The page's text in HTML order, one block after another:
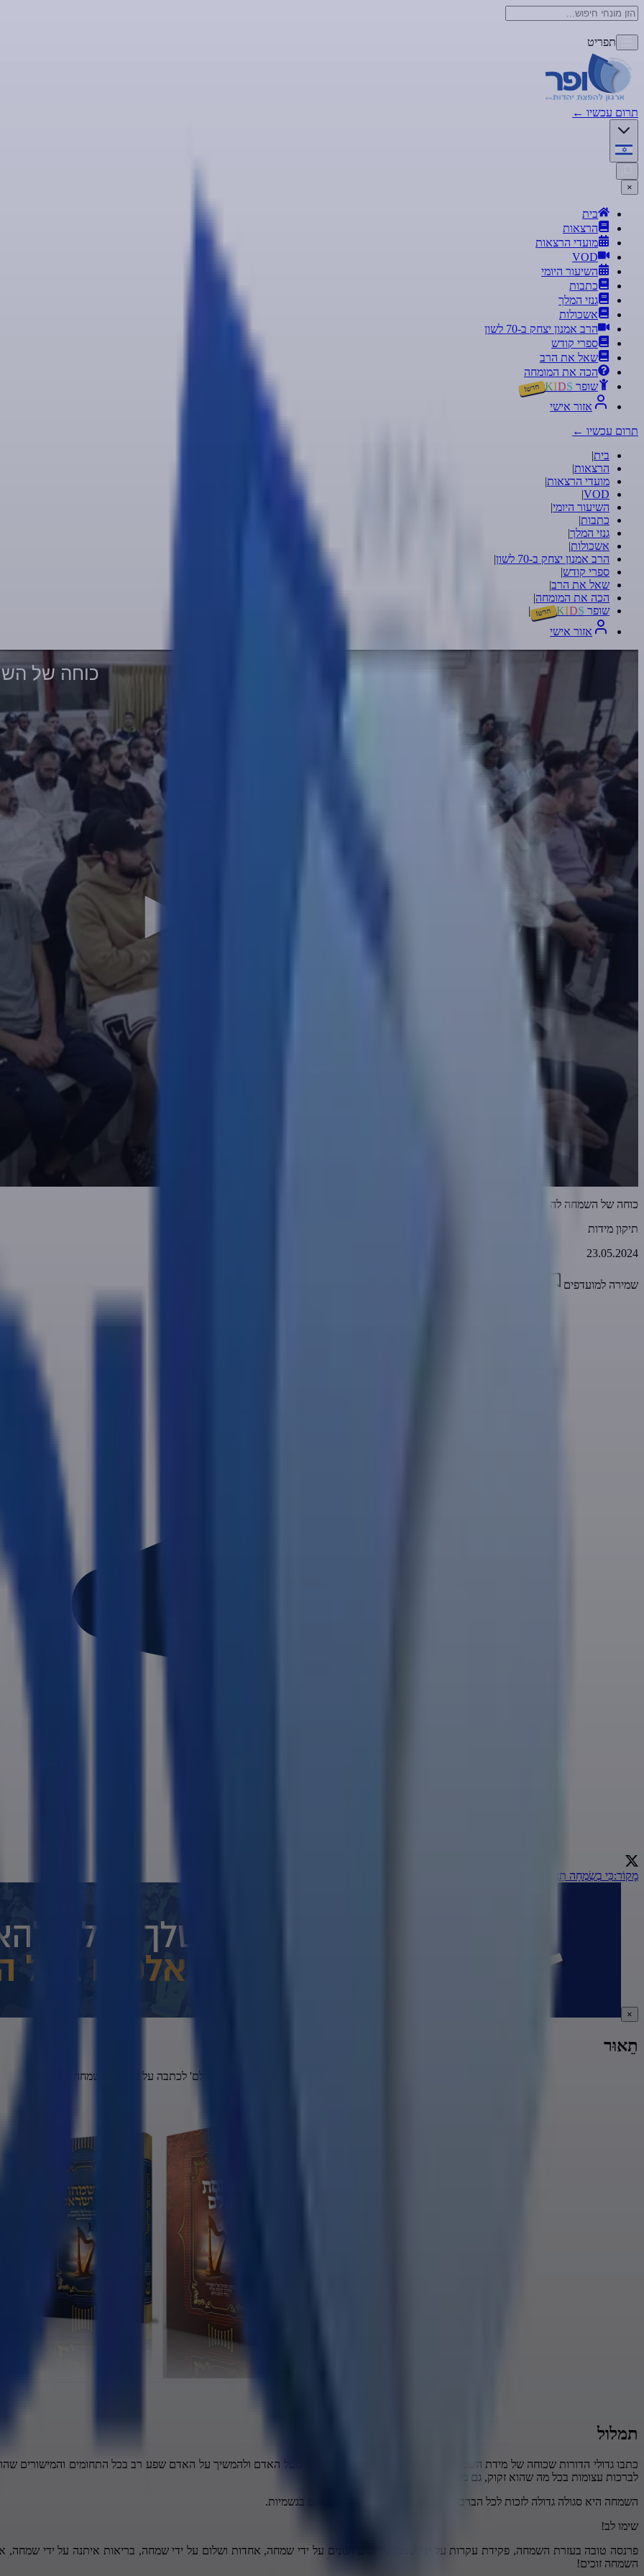
תפריט
תרום עכשיו ←
×
בית
הרצאות
מועדי הרצאות
VOD
השיעור היומי
כתבות
גנזי המלך
אשכולות
הרב אמנון יצחק ב-70 לשון
ספרי קודש
שאל את הרב
הכה את המומחה
שופר
KIDS חדש!
אזור אישי
תרום עכשיו ←
בית|
הרצאות|
מועדי הרצאות|
VOD
|
השיעור היומי|
כתבות|
גנזי המלך|
אשכולות|
הרב אמנון יצחק ב-70 לשון
|
ספרי קודש|
שאל את הרב|
הכה את המומחה|
שופר
KIDS חדש! |
אזור אישי
כוחה של
כוחה של השמחה להמתיק את כל הדינים מעל האדם
תיקון מידות
23.05.2024
שמירה למועדפים
מָקוֹר:כִּי בְשִׂמְחָה תֵצֵאוּ
×
תֵאוּר
ע"פ הספר 'שמחת עולם' לכתבה על 2 ספרי השמחה -
תמלול
כתבו גדולי הדורות שכוחה של מידת השמחה רב ועצום להמתיק את כל הדינים מעל האדם ולהמשיך על האדם שפע רב בכל התחומים והמישורים
לברכות עצומות בכל מה שהוא זקוק, גם מעל הטבע!!
השמחה היא סגולה גדולה לזכות לכל הברכות! לכל ההשפעות; גם ברוחניות וגם בגשמיות.
שימו לב!
פרנסה טובה בעזרת השמחה, פקידת עקרות על ידי שמחה, זיווגים הגונים על ידי שמחה, אחדות ושלום על ידי שמחה, בריאות איתנה על ידי שמחה,
השמחה זוכים!